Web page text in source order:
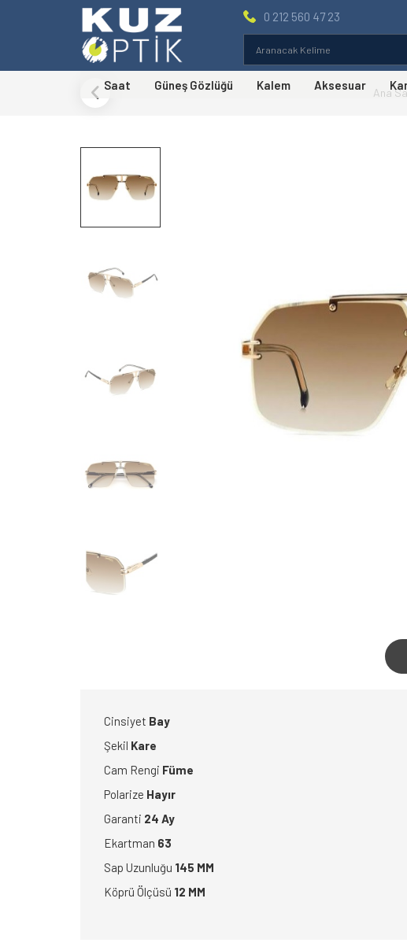
0 212 560 47 23
Saat Güneş Gözlüğü Kalem Aksesuar
Ana
Cinsiyet Bay
Şekil Kare
Cam Rengi Füme
Polarize Hayır
Garanti 24 Ay
Ekartman 63
Sap Uzunluğu 145 MM
Köprü Ölçüsü 12 MM